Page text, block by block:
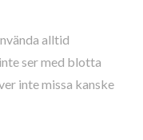
alltid
ser med blotta
inte missa kanske